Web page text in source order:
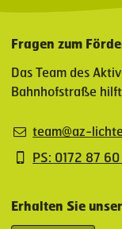
Fragen zum
Das Team des
Bahnhofstraße
team@az-
PS: 0172 87
Erhalten Sie